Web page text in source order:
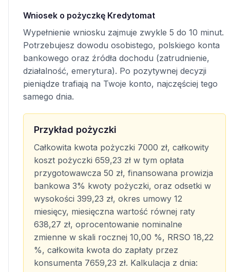
Wniosek o pożyczkę Kredytomat
Wypełnienie wniosku zajmuje zwykle 5 do 10 minut.
Potrzebujesz dowodu osobistego, polskiego konta
bankowego oraz źródła dochodu (zatrudnienie,
działalność, emerytura). Po pozytywnej decyzji
pieniądze trafiają na Twoje konto, najczęściej tego
samego dnia.
Przykład pożyczki
Całkowita kwota pożyczki 7000 zł, całkowity
koszt pożyczki 659,23 zł w tym opłata
przygotowawcza 50 zł, finansowana prowizja
bankowa 3% kwoty pożyczki, oraz odsetki w
wysokości 399,23 zł, okres umowy 12
miesięcy, miesięczna wartość równej raty
638,27 zł, oprocentowanie nominalne
zmienne w skali rocznej 10,00 %, RRSO 18,22
%, całkowita kwota do zapłaty przez
konsumenta 7659,23 zł. Kalkulacja z dnia: